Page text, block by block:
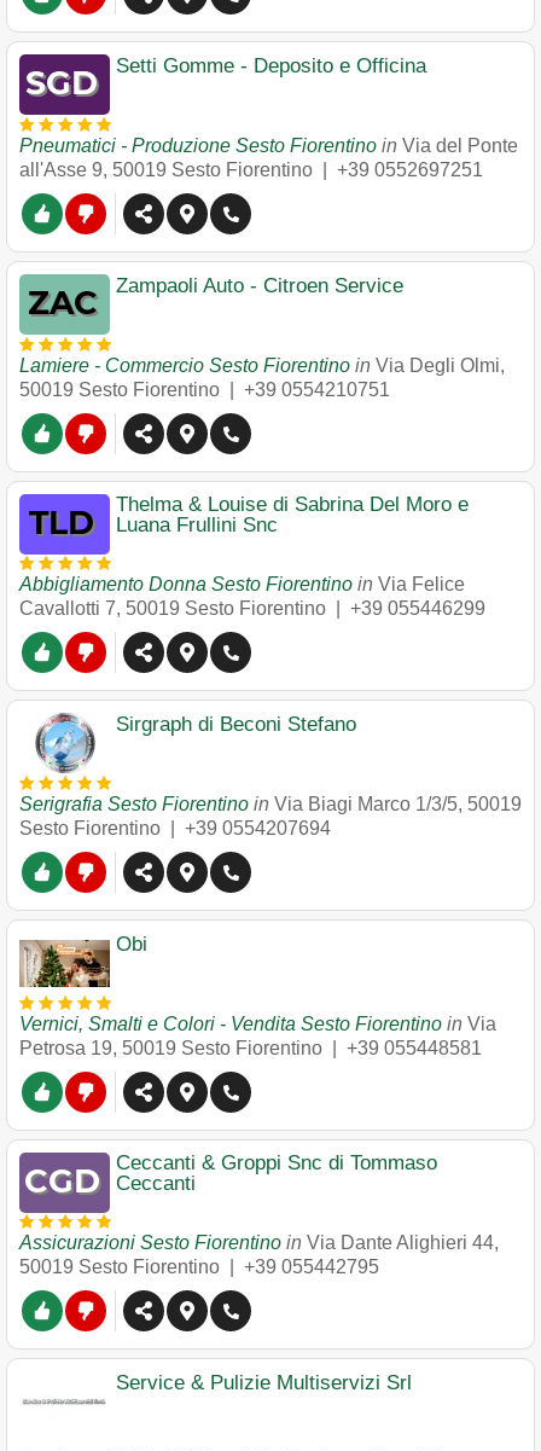
Setti Gomme - Deposito e Officina
Pneumatici - Produzione Sesto Fiorentino in Via del Ponte
all'Asse 9, 50019 Sesto Fiorentino +39 0552697251
Zampaoli Auto - Citroen Service
Lamiere - Commercio Sesto Fiorentino in Via Degli Olmi,
50019 Sesto Fiorentino +39 0554210751
Thelma & Louise di Sabrina Del Moro e
Luana Frullini Snc
Abbigliamento Donna Sesto Fiorentino in Via Felice
Cavallotti 7, 50019 Sesto Fiorentino +39 055446299
Sirgraph di Beconi Stefano
Serigrafia Sesto Fiorentino in Via Biagi Marco 1/3/5, 50019
Sesto Fiorentino
+39 0554207694
Obi
Vernici, Smalti e Colori - Vendita Sesto Fiorentino in Via
Petrosa 19, 50019 Sesto Fiorentino +39 055448581
Ceccanti & Groppi Snc di Tommaso
Ceccanti
Assicurazioni Sesto Fiorentino in Via Dante Alighieri 44,
50019 Sesto Fiorentino +39 055442795
Service & Pulizie Multiservizi Srl